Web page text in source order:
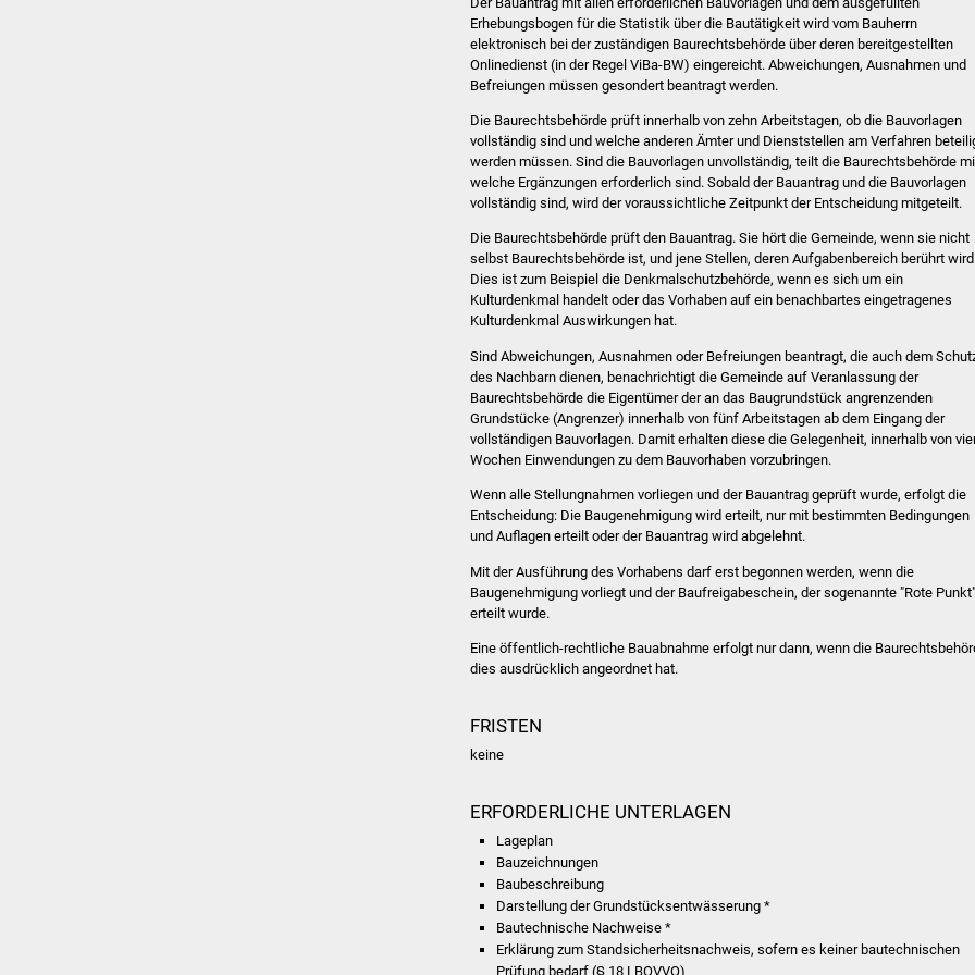
Erhebungsbogen für die Statistik über die Bautätigkeit wird vom Bauherrn
elektronisch bei der zuständigen Baurechtsbehörde über deren bereitgestellten
Onlinedienst (in der Regel ViBa-BW) eingereicht. Abweichungen, Ausnahmen und
Befreiungen müssen gesondert beantragt werden.
Die Baurechtsbehörde prüft innerhalb von zehn Arbeitstagen, ob die Bauvorlagen
vollständig sind und welche anderen Ämter und Dienststellen am Verfahren
werden müssen. Sind die Bauvorlagen unvollständig, teilt die Baurechtsbehörde
welche Ergänzungen erforderlich sind. Sobald der Bauantrag und die Bauvorlagen
vollständig sind, wird der voraussichtliche Zeitpunkt der Entscheidung mitgeteilt.
Die Baurechtsbehörde prüft den Bauantrag. Sie hört die Gemeinde, wenn sie nicht
selbst Baurechtsbehörde ist, und jene Stellen, deren Aufgabenbereich berührt
Dies ist zum Beispiel die Denkmalschutzbehörde, wenn es sich um ein
Kulturdenkmal handelt oder das Vorhaben auf ein benachbartes eingetragenes
Kulturdenkmal Auswirkungen hat.
Sind Abweichungen, Ausnahmen oder Befreiungen beantragt, die auch dem
des Nachbarn dienen, benachrichtigt die Gemeinde auf Veranlassung der
Baurechtsbehörde die Eigentümer der an das Baugrundstück angrenzenden
Grundstücke (Angrenzer) innerhalb von fünf Arbeitstagen ab dem Eingang der
vollständigen Bauvorlagen. Damit erhalten diese die Gelegenheit, innerhalb von
Wochen Einwendungen zu dem Bauvorhaben vorzubringen.
Wenn alle Stellungnahmen vorliegen und der Bauantrag geprüft wurde, erfolgt die
Entscheidung: Die Baugenehmigung wird erteilt, nur mit bestimmten Bedingungen
und Auflagen erteilt oder der Bauantrag wird abgelehnt.
Mit der Ausführung des Vorhabens darf erst begonnen werden, wenn die
Baugenehmigung vorliegt und der Baufreigabeschein, der sogenannte "Rote
erteilt wurde.
Eine öffentlich-rechtliche Bauabnahme erfolgt nur dann, wenn die
dies ausdrücklich angeordnet hat.
FRISTEN
keine
ERFORDERLICHE UNTERLAGEN
Lageplan
Bauzeichnungen
Baubeschreibung
Darstellung der Grundstücksentwässerung *
Bautechnische Nachweise *
Erklärung zum Standsicherheitsnachweis, sofern es keiner bautechnischen
Prüfung bedarf (§ 18 LBOVVO)